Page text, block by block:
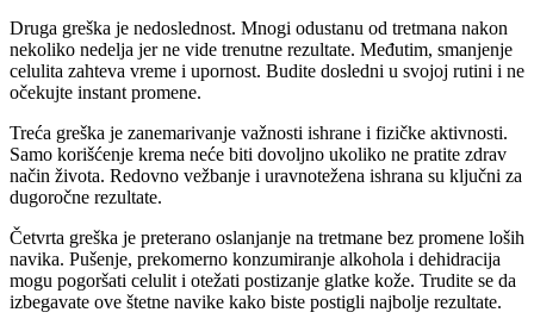
Druga greška je nedoslednost. Mnogi odustanu od tretmana nakon
nekoliko nedelja jer ne vide trenutne rezultate. Međutim, smanjenje
celulita zahteva vreme i upornost. Budite dosledni u svojoj rutini i ne
očekujte instant promene.
Treća greška je zanemarivanje važnosti ishrane i fizičke aktivnosti.
Samo korišćenje krema neće biti dovoljno ukoliko ne pratite zdrav
način života. Redovno vežbanje i uravnotežena ishrana su ključni za
dugoročne rezultate.
Četvrta greška je preterano oslanjanje na tretmane bez promene loših
navika. Pušenje, prekomerno konzumiranje alkohola i dehidracija
mogu pogoršati celulit i otežati postizanje glatke kože. Trudite se da
izbegavate ove štetne navike kako biste postigli najbolje rezultate.